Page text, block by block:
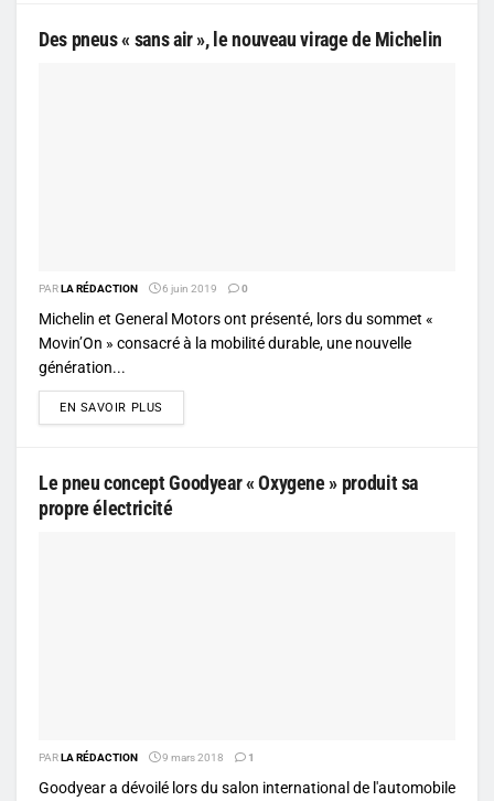
Des pneus « sans air », le nouveau virage de Michelin
PARLA RÉDACTION 6 juin 2019 0
Michelin et General Motors ont présenté, lors du sommet «
Movin’On » consacré à la mobilité durable, une nouvelle
génération...
EN SAVOIR PLUS
Le pneu concept Goodyear « Oxygene » produit sa
propre électricité
PARLA RÉDACTION 9 mars 2018 1
Goodyear a dévoilé lors du salon international de l'automobile